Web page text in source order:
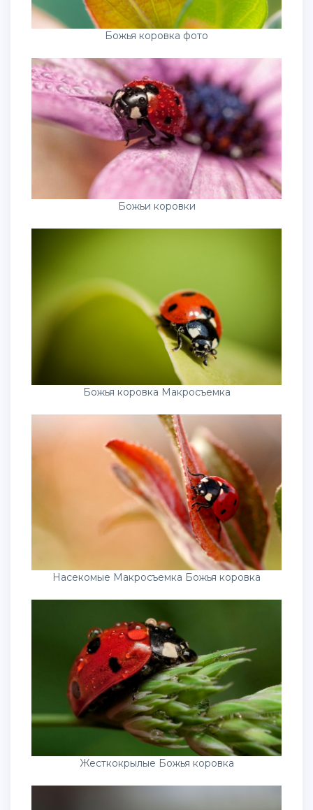
Божья коровка фото
Божьи коровки
Божья коровка Макросъемка
Насекомые Макросъемка Божья коровка
Жесткокрылые Божья коровка